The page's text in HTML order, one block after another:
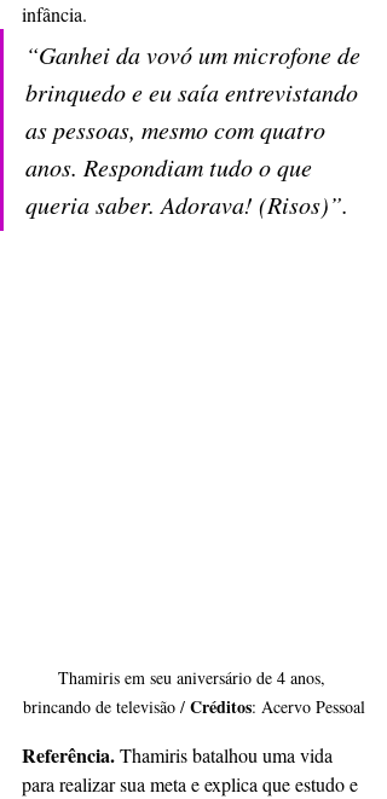
infância.
“Ganhei da vovó um microfone de
brinquedo e eu saía entrevistando
as pessoas, mesmo com quatro
anos. Respondiam tudo o que
queria saber. Adorava! (Risos)”.
Thamiris em seu aniversário de 4 anos,
brincando de televisão / Créditos: Acervo Pessoal
Referência. Thamiris batalhou uma vida
para realizar sua meta e explica que estudo e